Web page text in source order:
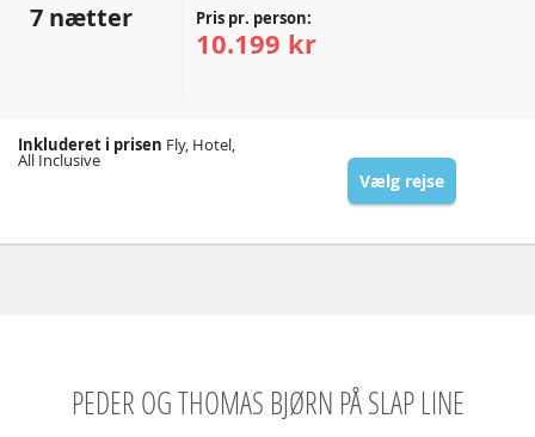
7 nætter Pris pr. person:
10.199 kr
Inkluderet i prisen Fly, Hotel,
All Inclusive
Vælg rejse
PEDER OG THOMAS BJØRN PÅ SLAP LINE